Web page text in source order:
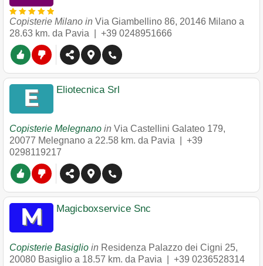
Copisterie Milano in Via Giambellino 86, 20146 Milano a
28.63 km. da Pavia | +39 0248951666
Eliotecnica Srl
Copisterie Melegnano in Via Castellini Galateo 179,
20077 Melegnano a 22.58 km. da Pavia | +39
0298119217
Magicboxservice Snc
Copisterie Basiglio in Residenza Palazzo dei Cigni 25,
20080 Basiglio a 18.57 km. da Pavia | +39 0236528314